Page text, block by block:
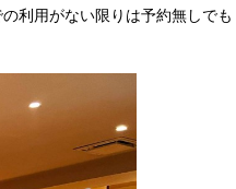
利用がない限りは予約無しでも